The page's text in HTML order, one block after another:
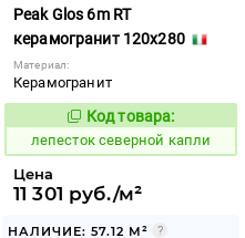
Peak Glos 6m RT
керамогранит 120x280
Материал:
Керамогранит
869912
Код товара:
лепесток северной капли
Цена
11 301 руб./м²
НАЛИЧИЕ: 57.12 М²